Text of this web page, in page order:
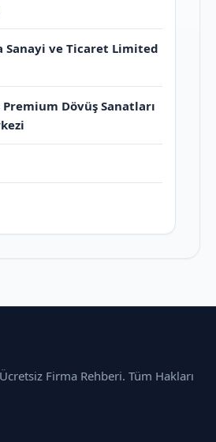
Sanayi ve Ticaret Limited
Dövüş Sanatları
Firma Rehberi. Tüm Hakları